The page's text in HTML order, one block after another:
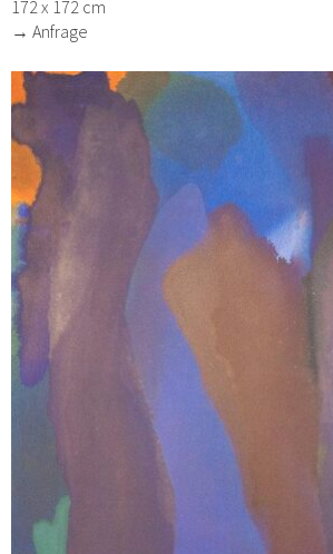
172 x 172 cm
→ Anfrage